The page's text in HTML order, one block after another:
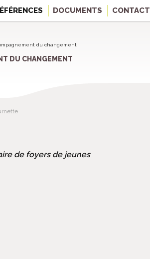
DOCUMENTS CONTACT
DU CHANGEMENT
de foyers de jeunes